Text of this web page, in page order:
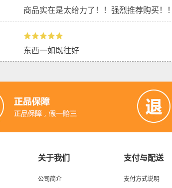
商品实在是太给力了！！强烈推荐购买！
东西一如既往好
关于我们
公司简介
支付与配送
支付方式说明